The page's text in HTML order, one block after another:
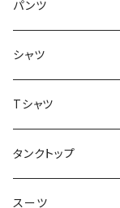
トップス
インナー
ボトムス
ジャケット
トップス
パンツ
シャツ
Tシャツ
タンクトップ
スーツ